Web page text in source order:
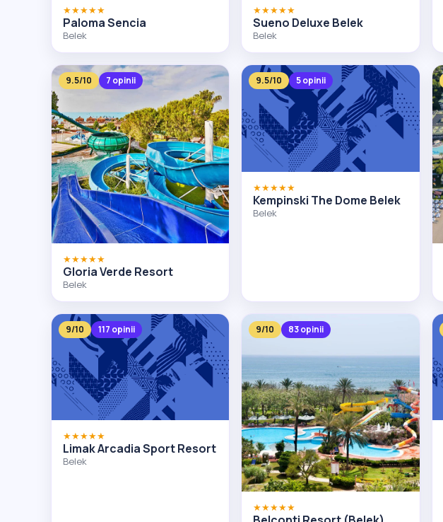
★★★★★
Paloma Sencia
Belek
★★★★★
Sueno Deluxe Belek
Belek
9.5/10 7 opinii
★★★★★
Gloria Verde Resort
Belek
9.5/10 5 opinii
★★★★★
Kempinski The Dome Belek
Belek
9/10 117 opinii
★★★★★
Limak Arcadia Sport Resort
Belek
9/10 83 opinii
★★★★★